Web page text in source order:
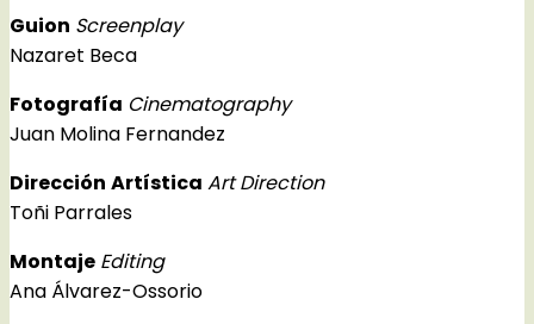
Guion Screenplay
Nazaret Beca
Fotografía Cinematography
Juan Molina Fernandez
Dirección Artística Art Direction
Toñi Parrales
Montaje Editing
Ana Álvarez-Ossorio